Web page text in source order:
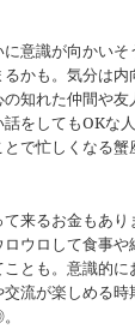
意識が向かい
かも。気分は
知れた仲間や友
をしてもOKな
で忙しくなる蟹
来るお金もあ
ウロして食事
とも。意識的
交流が楽しめる